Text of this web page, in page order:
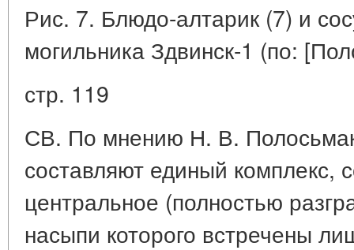
Рис. 7. Блюдо-алтарик (7) и
могильника Здвинск-1 (по:
стр. 119
СВ. По мнению Н. В.
составляют единый
центральное (полностью
насыпи которого встречены